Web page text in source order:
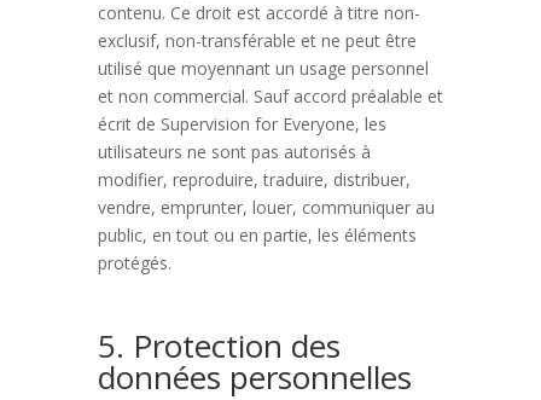
contenu. Ce droit est accordé à titre non-
exclusif, non-transférable et ne peut être
utilisé que moyennant un usage personnel
et non commercial. Sauf accord préalable et
écrit de Supervision for Everyone, les
utilisateurs ne sont pas autorisés à
modifier, reproduire, traduire, distribuer,
vendre, emprunter, louer, communiquer au
public, en tout ou en partie, les éléments
protégés.
5. Protection des
données personnelles